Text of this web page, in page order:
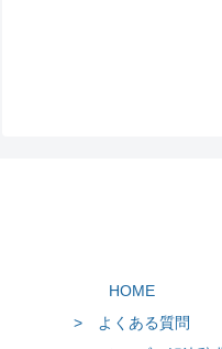
HOME
> よくある質問